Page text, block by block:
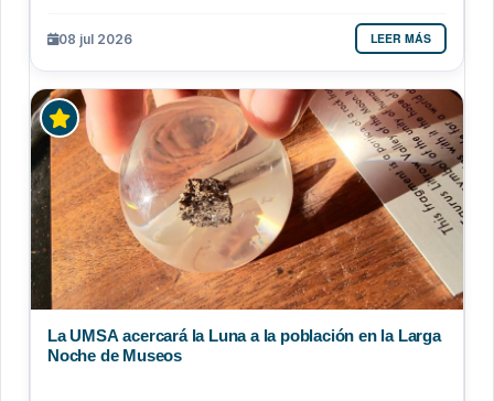
08 jul 2026 LEER MÁS
La UMSA acercará la Luna a la población en la Larga
Noche de Museos